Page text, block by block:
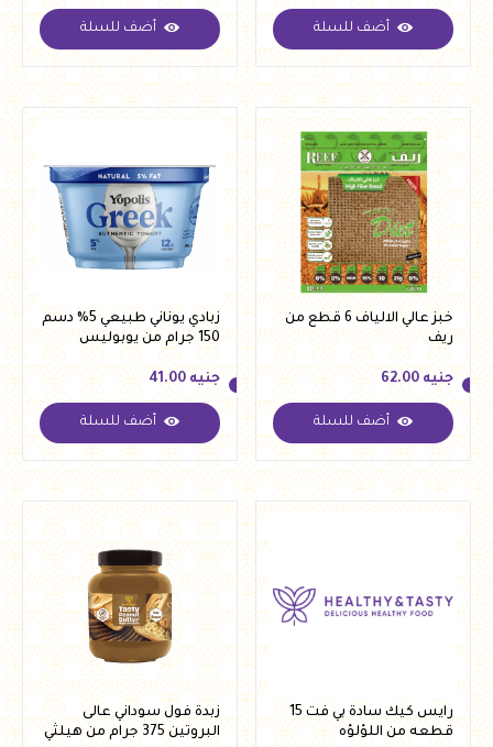
جنيه
أضف للسلة
جنيه
أضف للسلة
خبز عالي الالياف 6 قطع من
ريف
جنيه
جنيه 62.00
أضف للسلة
زبادي يوناني طبيعي 5% دسم
150 جرام من يوبوليس
جنيه
جنيه 41.00
أضف للسلة
رايس كيك سادة بي فت 15
قطعه من اللؤلؤه
زبدة فول سوداني عالى
البروتين 375 جرام من هيلثي